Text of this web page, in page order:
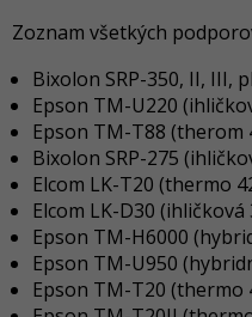
Zoznam všetkých
Bixolon SRP-350, II, III,
Epson TM-U220
Epson TM-T88 (therom
Bixolon SRP-275
Elcom LK-T20 (thermo
Elcom LK-D30
Epson TM-H6000
Epson TM-U950
Epson TM-T20 (thermo